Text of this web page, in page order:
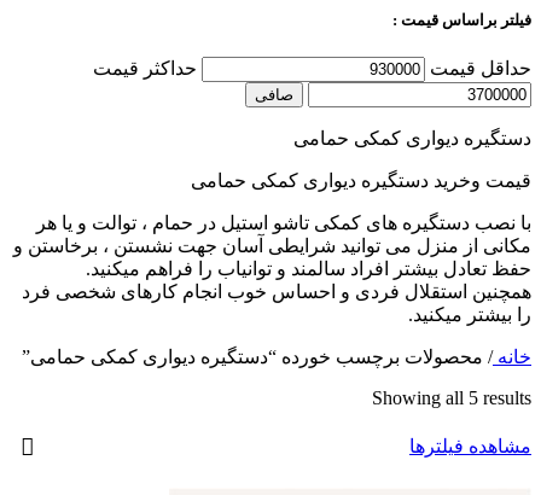
فیلتر براساس قیمت :
حداقل قیمت حداكثر قيمت
صافی
دستگیره دیواری کمکی حمامی
قیمت وخرید دستگیره دیواری کمکی حمامی
با نصب دستگیره های کمکی تاشو استیل در حمام ، توالت و یا هر
مکانی از منزل می توانید شرایطی آسان جهت نشستن ، برخاستن و
حفظ تعادل بیشتر افراد سالمند و توانیاب را فراهم میکنید.
همچنین استقلال فردی و احساس خوب انجام کارهای شخصی فرد
را بیشتر میکنید.
خانه/ محصولات برچسب خورده “دستگیره دیواری کمکی حمامی”
Showing all 5 results
مشاهده فیلترها